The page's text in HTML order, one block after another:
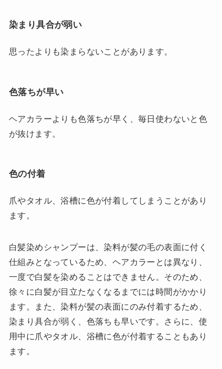
染まり具合が弱い
思ったよりも染まらないことがあります。
色落ちが早い
ヘアカラーよりも色落ちが早く、毎日使わないと色
が抜けます。
色の付着
爪やタオル、浴槽に色が付着してしまうことがあり
ます。
白髪染めシャンプーは、染料が髪の毛の表面に付く
仕組みとなっているため、ヘアカラーとは異なり、
一度で白髪を染めることはできません。そのため、
徐々に白髪が目立たなくなるまでには時間がかかり
ます。また、染料が髪の表面にのみ付着するため、
染まり具合が弱く、色落ちも早いです。さらに、使
用中に爪やタオル、浴槽に色が付着することもあり
ます。